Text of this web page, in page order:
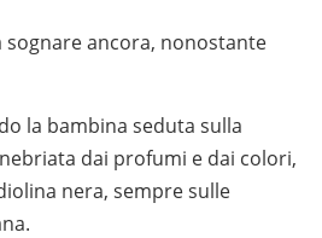
sognare ancora, nonostante
la bambina seduta sulla
dai profumi e dai colori,
nera, sempre sulle